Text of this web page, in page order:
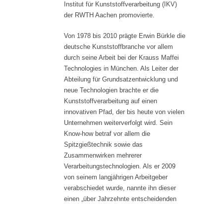
Institut für Kunststoffverarbeitung (IKV)
der RWTH Aachen promovierte.
Von 1978 bis 2010 prägte Erwin Bürkle die
deutsche Kunststoffbranche vor allem
durch seine Arbeit bei der Krauss Maffei
Technologies in München. Als Leiter der
Abteilung für Grundsatzentwicklung und
neue Technologien brachte er die
Kunststoffverarbeitung auf einen
innovativen Pfad, der bis heute von vielen
Unternehmen weiterverfolgt wird. Sein
Know-how betraf vor allem die
Spitzgießtechnik sowie das
Zusammenwirken mehrerer
Verarbeitungstechnologien. Als er 2009
von seinem langjährigen Arbeitgeber
verabschiedet wurde, nannte ihn dieser
einen „über Jahrzehnte entscheidenden